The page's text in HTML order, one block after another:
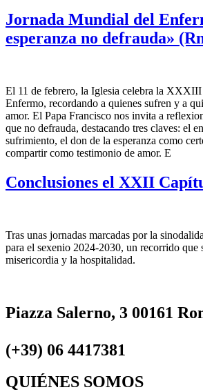
Jornada Mundial del
esperanza no defrauda»
El 11 de febrero, la Iglesia celebra la
Enfermo, recordando a quienes sufren y a
amor. El Papa Francisco nos invita a
que no defrauda, destacando tres claves: el
sufrimiento, el don de la esperanza como
compartir como testimonio de amor. E
Conclusiones el XXII
Tras unas jornadas marcadas por la
para el sexenio 2024-2030, un recorrido que
misericordia y la hospitalidad.
Piazza Salerno, 3 00161
(+39) 06 4417381
QUIÉNES SOMOS